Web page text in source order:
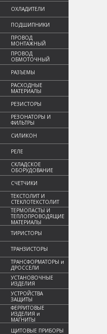
ОХЛАДИТЕЛИ
ПОДШИПНИКИ
ПРОВОД
МОНТАЖНЫЙ
ПРОВОД
ОБМОТОЧНЫЙ
РАЗЪЕМЫ
РАСХОДНЫЕ
МАТЕРИАЛЫ
РЕЗИСТОРЫ
РЕЗОНАТОРЫ И
ФИЛЬТРЫ
СИЛИКОН
РЕЛЕ
СКЛАДСКОЕ
ОБОРУДОВАНИЕ
СЧЕТЧИКИ
ТЕКСТОЛИТ И
СТЕКЛОТЕКСТОЛИТ
ТЕРМОПАСТЫ И
ТЕПЛОПРОВОДЯЩИЕ
МАТЕРИАЛЫ
ТИРИСТОРЫ
ТРАНЗИСТОРЫ
ТРАНСФОРМАТОРЫ и
ДРОССЕЛИ
УСТАНОВОЧНЫЕ
ИЗДЕЛИЯ
УСТРОЙСТВА
ЗАЩИТЫ
ФЕРРИТОВЫЕ
ИЗДЕЛИЯ и
МАГНИТЫ
ЩИТОВЫЕ ПРИБОРЫ